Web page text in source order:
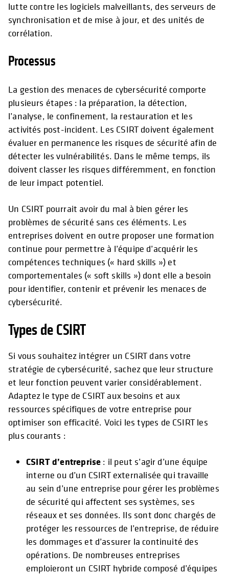
lutte contre les logiciels malveillants, des serveurs de
synchronisation et de mise à jour, et des unités de
corrélation.
Processus
La gestion des menaces de cybersécurité comporte
plusieurs étapes : la préparation, la détection,
l’analyse, le confinement, la restauration et les
activités post-incident. Les CSIRT doivent également
évaluer en permanence les risques de sécurité afin de
détecter les vulnérabilités. Dans le même temps, ils
doivent classer les risques différemment, en fonction
de leur impact potentiel.
Un CSIRT pourrait avoir du mal à bien gérer les
problèmes de sécurité sans ces éléments. Les
entreprises doivent en outre proposer une formation
continue pour permettre à l’équipe d’acquérir les
compétences techniques (« hard skills ») et
comportementales (« soft skills ») dont elle a besoin
pour identifier, contenir et prévenir les menaces de
cybersécurité.
Types de CSIRT
Si vous souhaitez intégrer un CSIRT dans votre
stratégie de cybersécurité, sachez que leur structure
et leur fonction peuvent varier considérablement.
Adaptez le type de CSIRT aux besoins et aux
ressources spécifiques de votre entreprise pour
optimiser son efficacité. Voici les types de CSIRT les
plus courants :
CSIRT d’entreprise : il peut s’agir d’une équipe
interne ou d’un CSIRT externalisée qui travaille
au sein d’une entreprise pour gérer les problèmes
de sécurité qui affectent ses systèmes, ses
réseaux et ses données. Ils sont donc chargés de
protéger les ressources de l’entreprise, de réduire
les dommages et d’assurer la continuité des
opérations. De nombreuses entreprises
emploieront un CSIRT hybride composé d’équipes